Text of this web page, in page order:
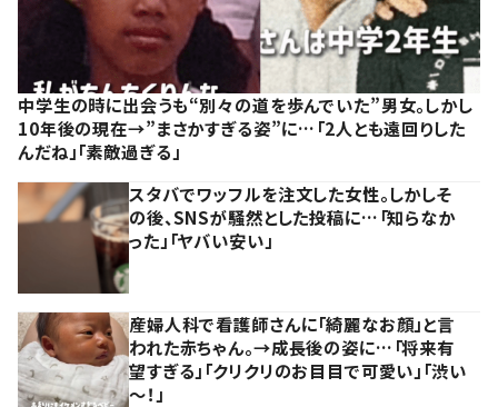
中学生の時に出会うも“別々の道を歩んでいた”男女。しかし
10年後の現在→”まさかすぎる姿”に…「2人とも遠回りした
んだね」「素敵過ぎる」
スタバでワッフルを注文した女性。しかしそ
の後、SNSが騒然とした投稿に…「知らなか
った」「ヤバい安い」
産婦人科で看護師さんに「綺麗なお顔」と言
われた赤ちゃん。→成長後の姿に…「将来有
望すぎる」「クリクリのお目目で可愛い」「渋い
～！」